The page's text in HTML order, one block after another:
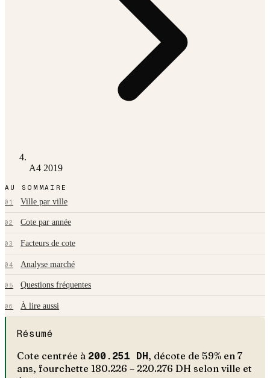
A4 2019
AU SOMMAIRE
01 Ville par ville
02 Cote par année
03 Facteurs de cote
04 Analyse marché
05 Questions fréquentes
06 À lire aussi
Résumé
Cote centrée à 200.251 DH, décote de 59% en 7
ans, fourchette 180.226 – 220.276 DH selon ville et